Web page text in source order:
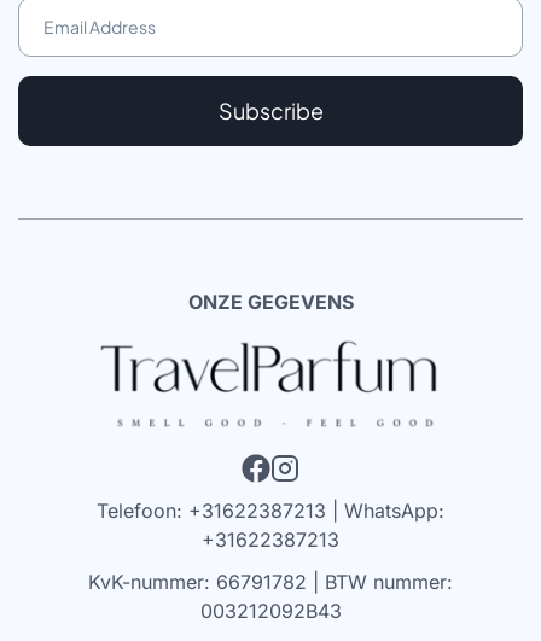
Subscribe
ONZE GEGEVENS
Telefoon: +31622387213 | WhatsApp:
+31622387213
KvK-nummer: 66791782 | BTW nummer:
003212092B43